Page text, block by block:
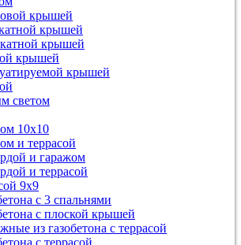
крышей
крышей
крышей
крышей
крышей
светом
10х10
и террасой
и гаражом
и террасой
9х9
с 3 спальнями
с плоской крышей
из газобетона с террасой